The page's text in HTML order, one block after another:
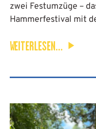
zwei Festumzüge –
Hammerfestival mit
WEITERLESEN...